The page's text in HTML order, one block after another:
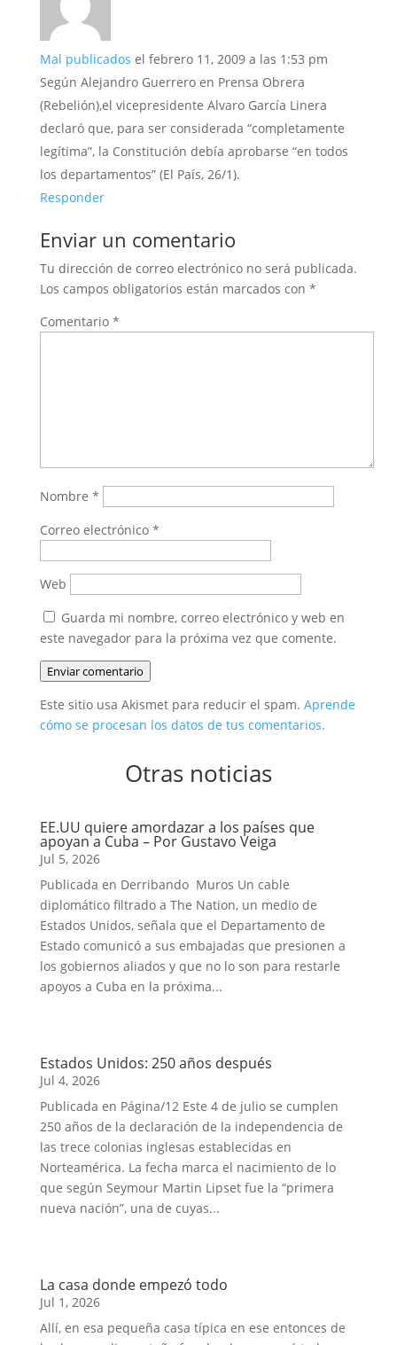
Mal publicados el febrero 11, 2009 a las 1:53 pm
Según Alejandro Guerrero en Prensa Obrera
(Rebelión),el vicepresidente Alvaro García Linera
declaró que, para ser considerada “completamente
legítima”, la Constitución debía aprobarse “en todos
los departamentos” (El País, 26/1).
Responder
Enviar un comentario
Tu dirección de correo electrónico no será publicada.
Los campos obligatorios están marcados con *
Comentario *
Nombre *
Correo electrónico *
Web
Guarda mi nombre, correo electrónico y web en
este navegador para la próxima vez que comente.
Enviar comentario
Este sitio usa Akismet para reducir el spam. Aprende
cómo se procesan los datos de tus comentarios.
Otras noticias
EE.UU quiere amordazar a los países que
apoyan a Cuba – Por Gustavo Veiga
Jul 5, 2026
Publicada en Derribando Muros Un cable
diplomático filtrado a The Nation, un medio de
Estados Unidos, señala que el Departamento de
Estado comunicó a sus embajadas que presionen a
los gobiernos aliados y que no lo son para restarle
apoyos a Cuba en la próxima...
Estados Unidos: 250 años después
Jul 4, 2026
Publicada en Página/12 Este 4 de julio se cumplen
250 años de la declaración de la independencia de
las trece colonias inglesas establecidas en
Norteamérica. La fecha marca el nacimiento de lo
que según Seymour Martin Lipset fue la “primera
nueva nación”, una de cuyas...
La casa donde empezó todo
Jul 1, 2026
Allí, en esa pequeña casa típica en ese entonces de